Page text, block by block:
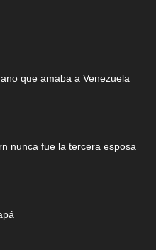
que amaba a Venezuela
nunca fue la tercera esposa